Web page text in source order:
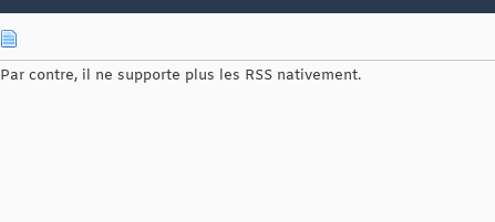
Par contre, il ne supporte plus les RSS nativement.